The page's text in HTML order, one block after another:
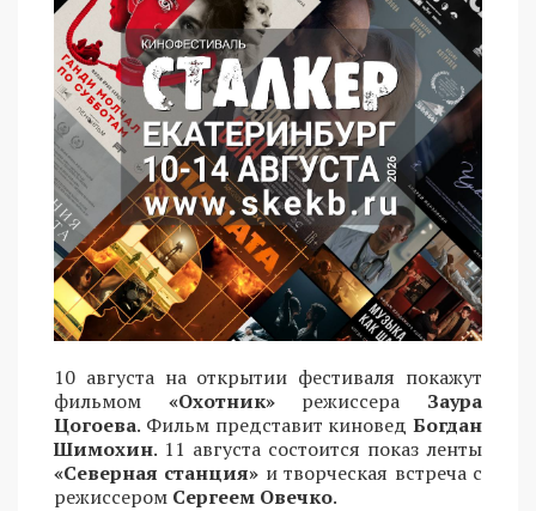
10 августа на открытии фестиваля покажут
фильмом «Охотник»режиссера Заура
Цогоева. Фильм представит киновед Богдан
Шимохин. 11 августа состоится показ ленты
«Северная станция» и творческая встреча с
режиссером Сергеем Овечко.